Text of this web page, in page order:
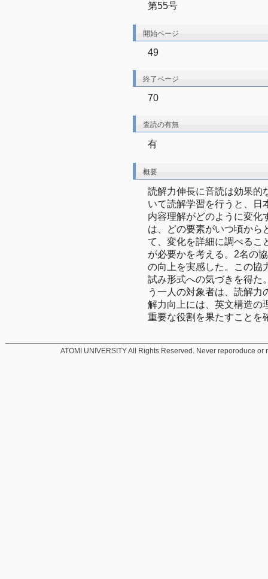
第55号
開始ページ
49
終了ページ
70
査読の有無
有
概要
読解力伸長に音読は効果的
いて読解学習を行うと、日
内容理解がどのように変化
は、どの要素がいつ頃から
て、変化を詳細に調べるこ
が必要かを考える。2名の
の向上を実感した。この協
試み形式への気づきを得た
う一人の対象者は、読解力
解力向上には、英文構造の
重要な役割を果たすことを